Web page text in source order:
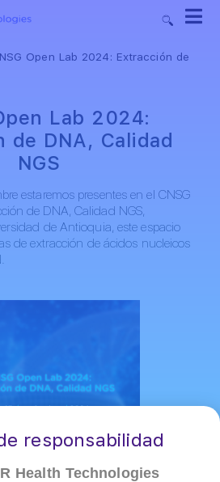
Open Lab 2024: Extracción de
Lab 2024:
de DNA, Calidad
NGS
estaremos presentes en el CNSG
de DNA, Calidad NGS,
de Antioquia, este espacio
de extracción de ácidos nucleicos
responsabilidad
Health Technologies